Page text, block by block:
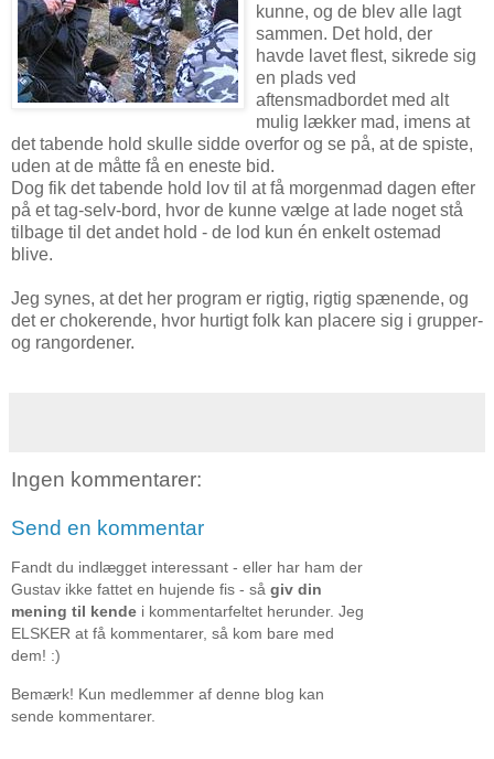
kunne, og de blev alle lagt
sammen. Det hold, der
havde lavet flest, sikrede sig
en plads ved
aftensmadbordet med alt
mulig lækker mad, imens at
det tabende hold skulle sidde overfor og se på, at de spiste,
uden at de måtte få en eneste bid.
Dog fik det tabende hold lov til at få morgenmad dagen efter
på et tag-selv-bord, hvor de kunne vælge at lade noget stå
tilbage til det andet hold - de lod kun én enkelt ostemad
blive.
Jeg synes, at det her program er rigtig, rigtig spænende, og
det er chokerende, hvor hurtigt folk kan placere sig i grupper-
og rangordener.
Ingen kommentarer:
Send en kommentar
Fandt du indlægget interessant - eller har ham der
Gustav ikke fattet en hujende fis - så giv din
mening til kende i kommentarfeltet herunder. Jeg
ELSKER at få kommentarer, så kom bare med
dem! :)
Bemærk! Kun medlemmer af denne blog kan
sende kommentarer.